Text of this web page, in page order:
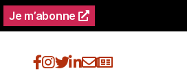
Je m’abonne